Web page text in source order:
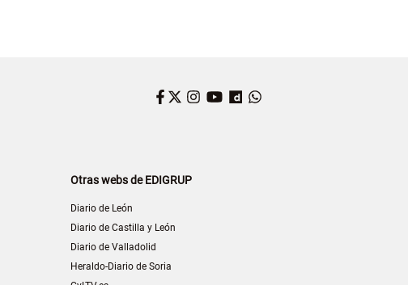
Facebook
Twitter
Instagram
YouTube
Dailymotion
Otras webs de EDIGRUP
Diario de León
Diario de Castilla y León
Diario de Valladolid
Heraldo-Diario de Soria